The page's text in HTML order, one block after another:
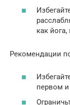
как
Рекомендации
первом и